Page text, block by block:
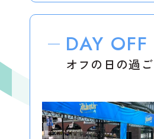
DAY OFF
オフの日の過